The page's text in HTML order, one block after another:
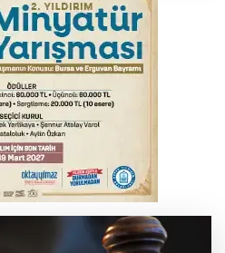
devletimize ve
hayırlı olsun
kaldırım işgaline geçit yok
iş arayanlara destek